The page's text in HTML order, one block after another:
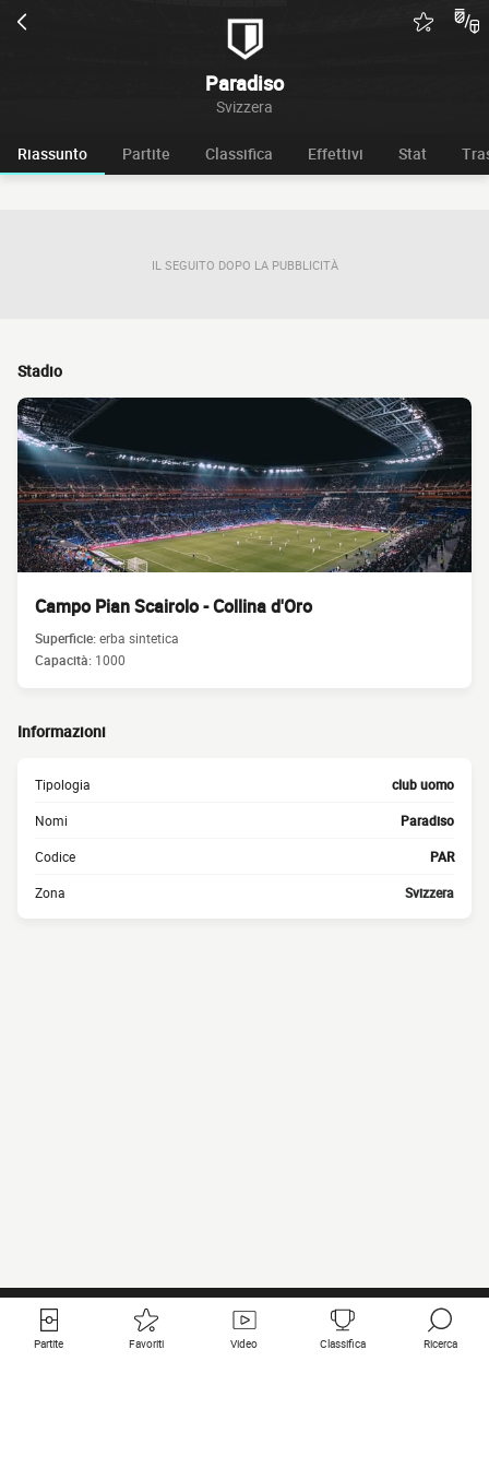
Paradiso
Svizzera
Riassunto Partite Classifica Effettivi Stat
IL SEGUITO DOPO LA PUBBLICITÀ
Stadio
Campo Pian Scairolo - Collina d'Oro
Superficie:erba sintetica
Capacità: 1000
Informazioni
Tipologia club uomo
Nomi Paradiso
Codice PAR
Zona Svizzera
Partite Favoriti Video Classifica Ricerca